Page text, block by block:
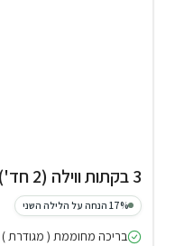
3 בקתות ווילה (2 חד') באליפלט
17% הנחה על הלילה השני
בריכה מחוממת ( מגודרת )